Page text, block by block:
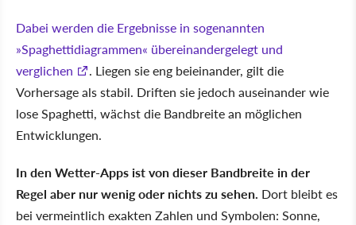
Dabei werden die Ergebnisse in sogenannten
Spaghettidiagrammen übereinandergelegt und
verglichen
. Liegen sie eng beieinander, gilt die
Vorhersage als stabil. Driften sie jedoch auseinander wie
lose Spaghetti, wächst die Bandbreite an möglichen
Entwicklungen.
In den Wetter-Apps ist von dieser Bandbreite in der
Regel aber nur wenig oder nichts zu sehen. Dort bleibt es
bei vermeintlich exakten Zahlen und Symbolen: Sonne,